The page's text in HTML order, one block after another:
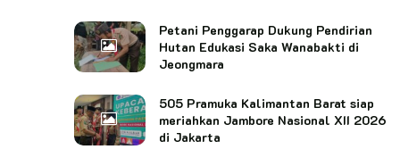
Petani Penggarap Dukung Pendirian
Hutan Edukasi Saka Wanabakti di
Jeongmara
505 Pramuka Kalimantan Barat siap
meriahkan Jambore Nasional XII 2026
di Jakarta